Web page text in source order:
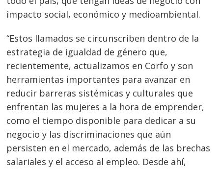
impacto social, económico y medioambiental.
“Estos llamados se circunscriben dentro de la
estrategia de igualdad de género que,
recientemente, actualizamos en Corfo y son
herramientas importantes para avanzar en
reducir barreras sistémicas y culturales que
enfrentan las mujeres a la hora de emprender,
como el tiempo disponible para dedicar a su
negocio y las discriminaciones que aún
persisten en el mercado, además de las brechas
salariales y el acceso al empleo. Desde ahí,